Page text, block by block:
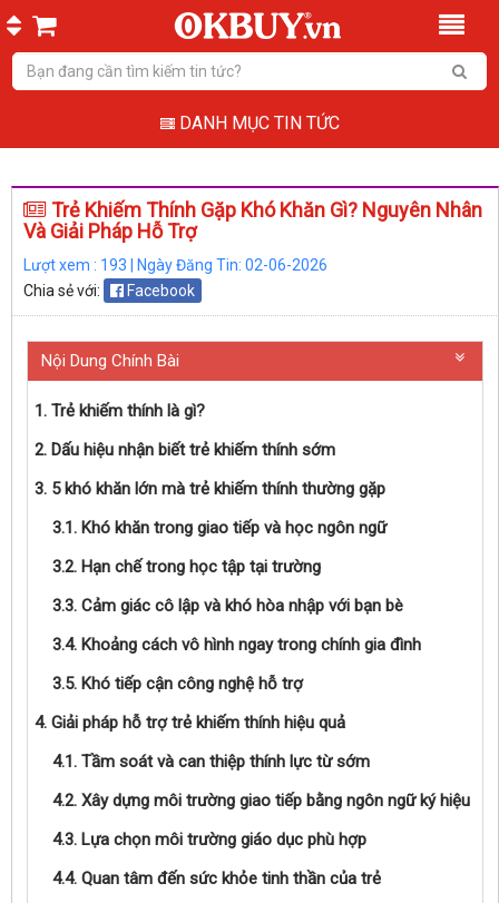
DANH MỤC TIN TỨC
Trẻ Khiếm Thính Gặp Khó Khăn Gì? Nguyên Nhân
Và Giải Pháp Hỗ Trợ
Lượt xem : 193 | Ngày Đăng Tin: 02-06-2026
Chia sẻ với:
Facebook
Nội Dung Chính Bài
1. Trẻ khiếm thính là gì?
2. Dấu hiệu nhận biết trẻ khiếm thính sớm
3. 5 khó khăn lớn mà trẻ khiếm thính thường gặp
3.1. Khó khăn trong giao tiếp và học ngôn ngữ
3.2. Hạn chế trong học tập tại trường
3.3. Cảm giác cô lập và khó hòa nhập với bạn bè
3.4. Khoảng cách vô hình ngay trong chính gia đình
3.5. Khó tiếp cận công nghệ hỗ trợ
4. Giải pháp hỗ trợ trẻ khiếm thính hiệu quả
4.1. Tầm soát và can thiệp thính lực từ sớm
4.2. Xây dựng môi trường giao tiếp bằng ngôn ngữ ký hiệu
4.3. Lựa chọn môi trường giáo dục phù hợp
4.4. Quan tâm đến sức khỏe tinh thần của trẻ